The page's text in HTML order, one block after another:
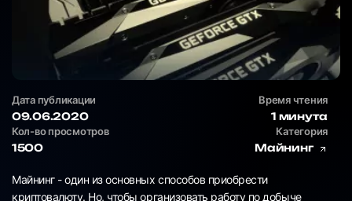
Дата публикации
09.06.2020
Время чтения
1 минута
Кол-во просмотров
1500
Категория
Майнинг
Майнинг - один из основных способов приобрести
криптовалюту. Но, чтобы организовать работу по добыче